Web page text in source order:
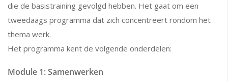
die de basistraining gevolgd hebben. Het gaat om een
tweedaags programma dat zich concentreert rondom het
thema werk.
Het programma kent de volgende onderdelen:
Module 1: Samenwerken